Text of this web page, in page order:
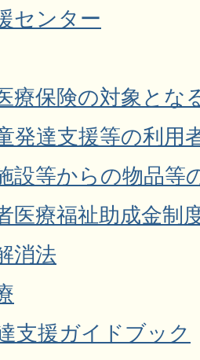
センター
療保険の対象とな
発達支援等の利用
設等からの物品等
医療福祉助成金制
消法
支援ガイドブック